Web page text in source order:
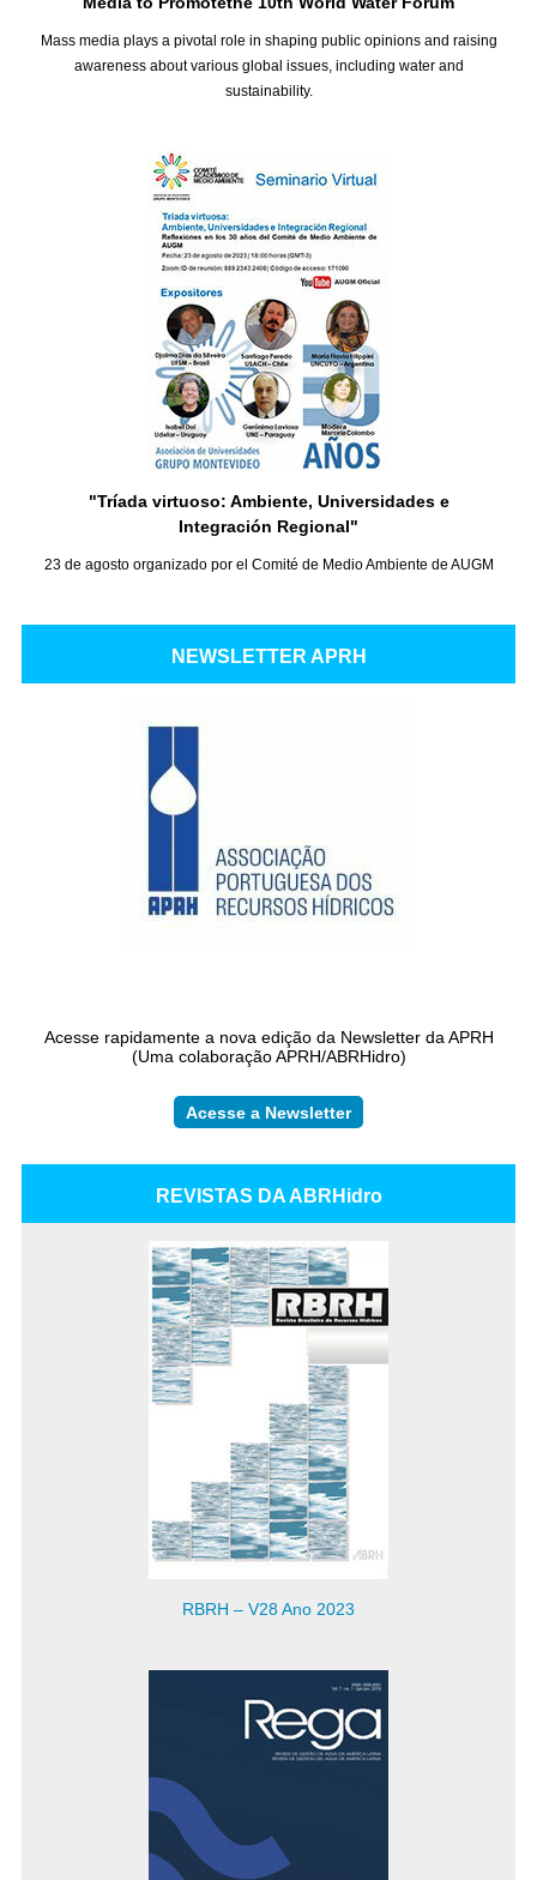
Mass media plays a pivotal role in shaping public opinions and raising
awareness about various global issues, including water and
sustainability.
"Tríada virtuoso: Ambiente, Universidades e
Integración Regional"
23 de agosto organizado por el Comité de Medio Ambiente de AUGM
NEWSLETTER APRH
Acesse rapidamente a nova edição da Newsletter da APRH
(Uma colaboração APRH/ABRHidro)
Acesse a Newsletter
REVISTAS DA ABRHidro
RBRH – V28 Ano 2023